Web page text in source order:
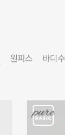
원피스 바디